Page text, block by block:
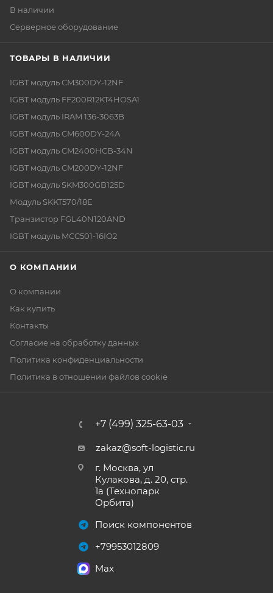
В наличии
Серверное оборудование
ТОВАРЫ В НАЛИЧИИ
IGBT модуль CM300DY-12NF
IGBT модуль FF200R12KT4HOSA1
IGBT модуль IRAM 136-3063B
IGBT модуль CM600DY-24A
IGBT модуль CM2400HCB-34N
IGBT модуль CM200DY-12NF
IGBT модуль SKM300GB125D
Модуль SKKT570/18E
Транзистор FGL40N120AND
IGBT модуль MCC501-16IO2
О КОМПАНИИ
О компании
Как купить
Контакты
Согласие на обработку данных
Политика конфиденциальности
Политика в отношении файлов cookie
+7 (499) 325-63-03
zakaz@soft-logistic.ru
г. Москва, ул
Кулакова, д. 20, стр.
1а (Технопарк
Орбита)
Поиск компонентов
+79953012809
Max